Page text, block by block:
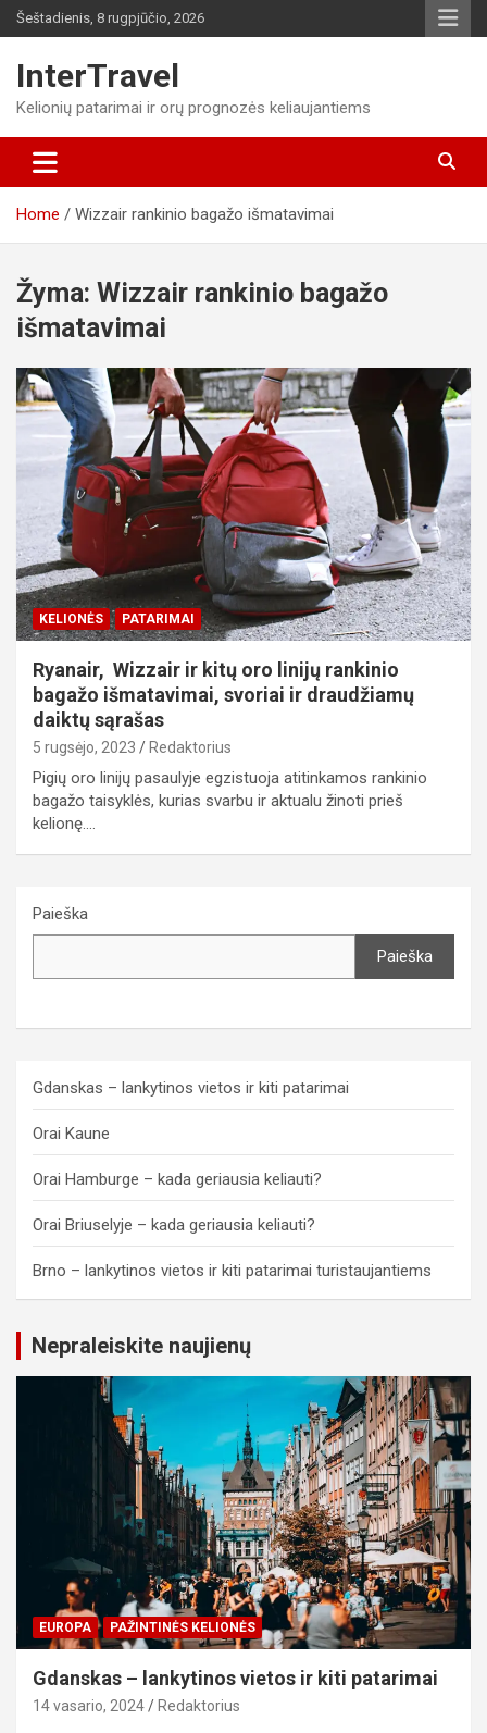
Skip
to
Šeštadienis, 8 rugpjūčio, 2026
InterTravel
Kelionių patarimai ir orų prognozės keliaujantiems
Home Wizzair rankinio bagažo išmatavimai
Žyma: Wizzair rankinio bagažo
išmatavimai
KELIONĖS PATARIMAI
Ryanair, Wizzair ir kitų oro linijų rankinio
bagažo išmatavimai, svoriai ir draudžiamų
daiktų sąrašas
5 rugsėjo, 2023 Redaktorius
Pigių oro linijų pasaulyje egzistuoja atitinkamos rankinio
bagažo taisyklės, kurias svarbu ir aktualu žinoti prieš
kelionę.…
Paieška
Paieška
Gdanskas – lankytinos vietos ir kiti patarimai
Orai Kaune
Orai Hamburge – kada geriausia keliauti?
Orai Briuselyje – kada geriausia keliauti?
Brno – lankytinos vietos ir kiti patarimai turistaujantiems
Nepraleiskite naujienų
EUROPA PAŽINTINĖS KELIONĖS
Gdanskas – lankytinos vietos ir kiti patarimai
14 vasario, 2024 Redaktorius